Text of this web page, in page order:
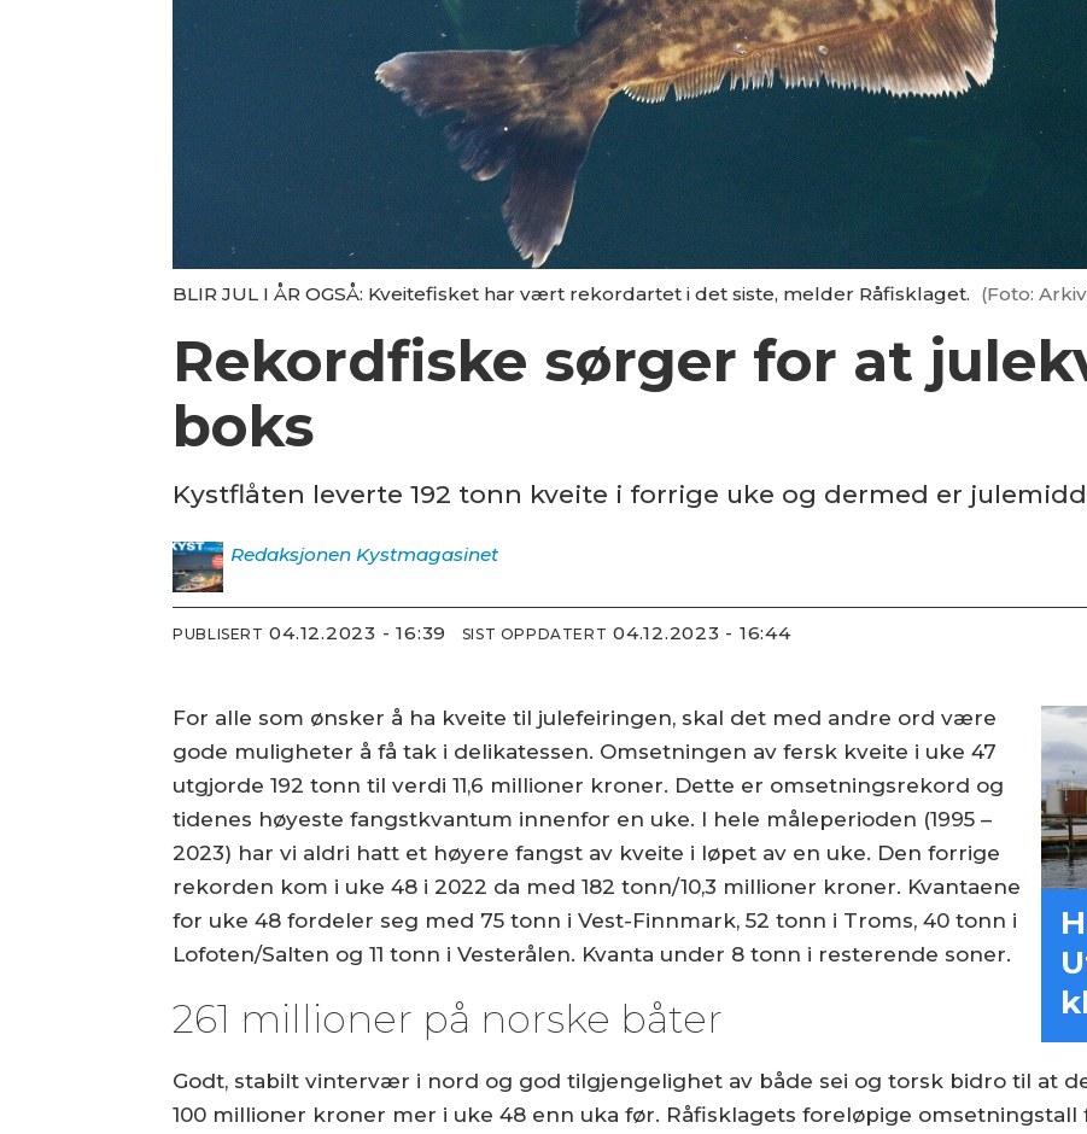
BLIR JUL I ÅR OGSÅ: Kveitefisket har vært rekordartet i det siste, melder Råfisklaget. (Foto:
Rekordfiske sørger for at
boks
Kystflåten leverte 192 tonn kveite i forrige uke og dermed er
Redaksjonen Kystmagasinet
PUBLISERT 04.12.2023 - 16:39 SIST OPPDATERT 04.12.2023 - 16:44
For alle som ønsker å ha kveite til julefeiringen, skal det med andre ord være
gode muligheter å få tak i delikatessen. Omsetningen av fersk kveite i uke 47
utgjorde 192 tonn til verdi 11,6 millioner kroner. Dette er omsetningsrekord og
tidenes høyeste fangstkvantum innenfor en uke. I hele måleperioden (1995 –
2023) har vi aldri hatt et høyere fangst av kveite i løpet av en uke. Den forrige
rekorden kom i uke 48 i 2022 da med 182 tonn/10,3 millioner kroner. Kvantaene
for uke 48 fordeler seg med 75 tonn i Vest-Finnmark, 52 tonn i Troms, 40 tonn i
Lofoten/Salten og 11 tonn i Vesterålen. Kvanta under 8 tonn i resterende soner.
261 millioner på norske båter
Godt, stabilt vintervær i nord og god tilgjengelighet av både sei og torsk bidro til at
100 millioner kroner mer i uke 48 enn uka før. Råfisklagets foreløpige